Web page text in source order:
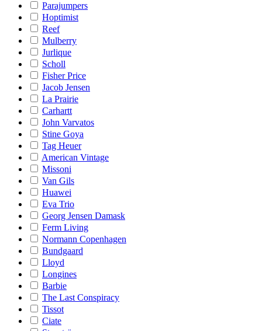
Parajumpers
Hoptimist
Reef
Mulberry
Jurlique
Scholl
Fisher Price
Jacob Jensen
La Prairie
Carhartt
John Varvatos
Stine Goya
Tag Heuer
American Vintage
Missoni
Van Gils
Huawei
Eva Trio
Georg Jensen Damask
Ferm Living
Normann Copenhagen
Bundgaard
Lloyd
Longines
Barbie
The Last Conspiracy
Tissot
Ciate